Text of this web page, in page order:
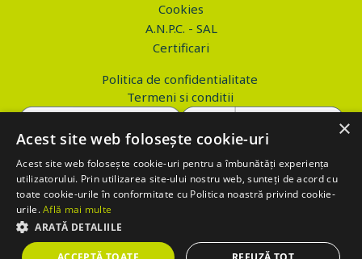
Cookies
A.N.P.C. - SAL
Certificari
Politica de confidentialitate
Termeni si conditii
Copyright © 2026 PROVA.ro
$('.btn_gdpr').click(function() { //alert('test'); var values='';
values+='action=accept-gdpr'; $.ajax({ method: "POST", url:
"https://www.prova.ro/gdpr.php", data: values, success: function(html)
×
Acest site web folosește cookie-uri
Acest site web folosește cookie-uri pentru a îmbunătăți experiența
utilizatorului. Prin utilizarea site-ului nostru web, sunteți de acord cu
toate cookie-urile în conformitate cu Politica noastră privind cookie-
urile.Află mai multe
ARATĂ DETALIILE